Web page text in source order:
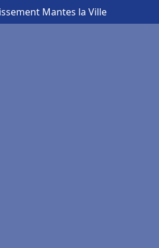
Mantes la Ville